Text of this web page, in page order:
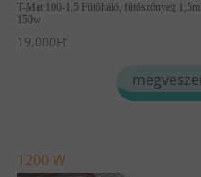
T-Mat 100-1.5 Fűtőháló, fűtőszőnyeg
150w
19,000Ft
1200 W